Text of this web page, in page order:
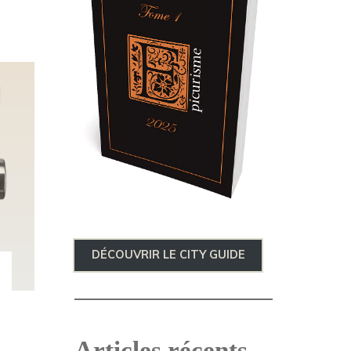
DÉCOUVRIR LE CITY GUIDE